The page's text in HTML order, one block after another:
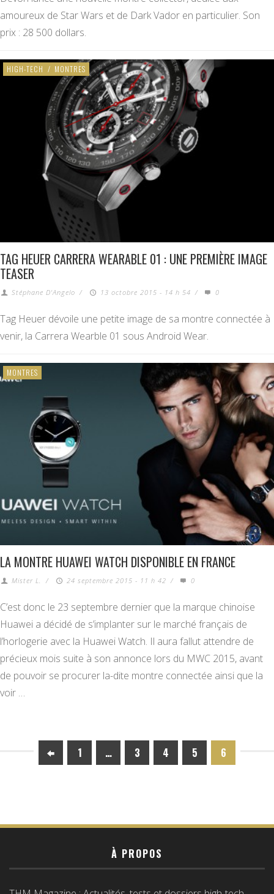
amoureux de Star Wars et de Dark Vador en particulier. Son
prix : 28 500 dollars.
HIGH-TECH / MONTRES
TAG HEUER CARRERA WEARABLE 01 : UNE PREMIÈRE IMAGE
TEASER
Stéphane D'Angelo / 13 octobre 2015 - 14 h 54 / 0
Tag Heuer dévoile une petite image de sa montre connectée à
venir, la Carrera Wearble 01 sous Android Wear.
MONTRES
LA MONTRE HUAWEI WATCH DISPONIBLE EN FRANCE
Mister L. / 24 septembre 2015 - 11 h 42 / 0
C’est donc le 23 septembre dernier que la marque chinoise
Huawei a décidé de s’implanter sur le marché français de
l’horlogerie avec la Huawei Watch. Il aura fallut attendre de
précieux mois suite à son annonce lors du MWC 2015, avant
de pouvoir se procurer la-dite montre connectée ainsi que la
voir …
1 … 3 4 5 6
À PROPOS